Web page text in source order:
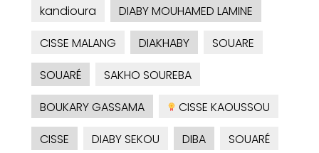
kandioura
DIABY MOUHAMED LAMINE
CISSE MALANG
DIAKHABY
SOUARE
SOUARÉ
SAKHO SOUREBA
BOUKARY GASSAMA
CISSE KAOUSSOU
CISSE
DIABY SEKOU DIBA
SOUARÉ